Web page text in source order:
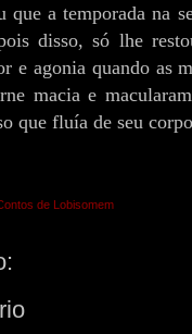
a temporada na
disso, só lhe
e agonia quando as
macia e
que fluía de seu
de Lobisomem